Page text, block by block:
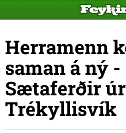
Herramenn
saman á ný -
Sætaferðir úr
Trékyllisvík